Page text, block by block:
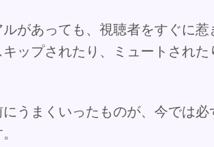
があっても、視聴者をすぐに
ップされたり、ミュートされ
うまくいったものが、今では